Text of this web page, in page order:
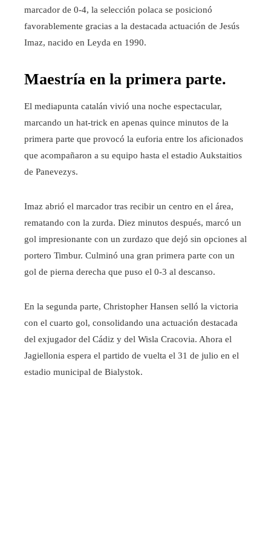
marcador de 0-4, la selección polaca se posicionó
favorablemente gracias a la destacada actuación de Jesús
Imaz, nacido en Leyda en 1990.
Maestría en la primera parte.
El mediapunta catalán vivió una noche espectacular,
marcando un hat-trick en apenas quince minutos de la
primera parte que provocó la euforia entre los aficionados
que acompañaron a su equipo hasta el estadio Aukstaitios
de Panevezys.
Imaz abrió el marcador tras recibir un centro en el área,
rematando con la zurda. Diez minutos después, marcó un
gol impresionante con un zurdazo que dejó sin opciones al
portero Timbur. Culminó una gran primera parte con un
gol de pierna derecha que puso el 0-3 al descanso.
En la segunda parte, Christopher Hansen selló la victoria
con el cuarto gol, consolidando una actuación destacada
del exjugador del Cádiz y del Wisla Cracovia. Ahora el
Jagiellonia espera el partido de vuelta el 31 de julio en el
estadio municipal de Bialystok.